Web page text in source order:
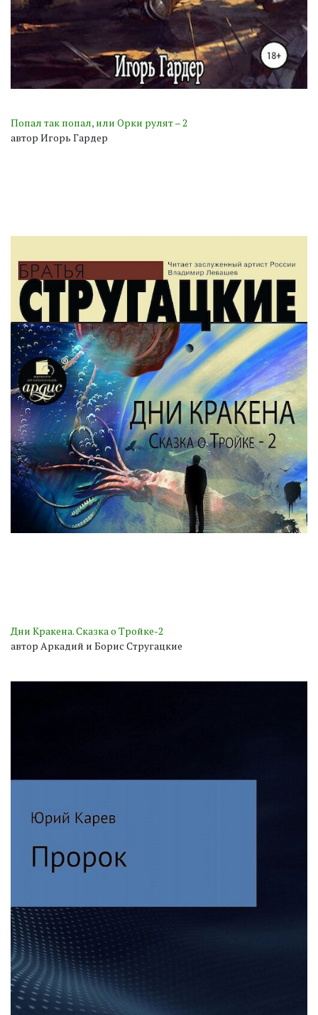
Попал так попал, или Орки рулят – 2
автор Игорь Гардер
Дни Кракена. Сказка о Тройке-2
автор Аркадий и Борис Стругацкие